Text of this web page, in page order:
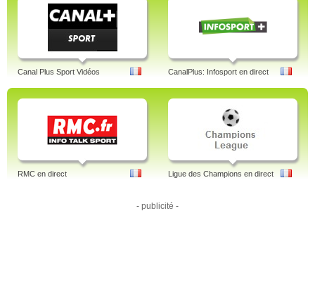
Canal Plus Sport Vidéos CanalPlus: Infosport en direct
RMC en direct Ligue des Champions en direct
- publicité -